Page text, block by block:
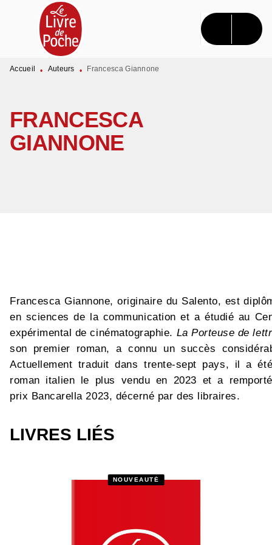
MENU RECHERCHE CONTENU
PIED DE PAGE
Accueil • Auteurs • Francesca Giannone
FRANCESCA
GIANNONE
Francesca Giannone, originaire du Salento, est
en sciences de la communication et a étudié au
expérimental de cinématographie. La Porteuse de
son premier roman, a connu un succès
Actuellement traduit dans trente-sept pays, il a
roman italien le plus vendu en 2023 et a
prix Bancarella 2023, décerné par des libraires.
LIVRES LIÉS
NOUVEAUTÉ